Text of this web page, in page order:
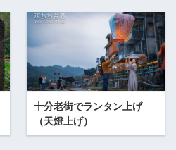
十分老街でランタン上げ
（天燈上げ）